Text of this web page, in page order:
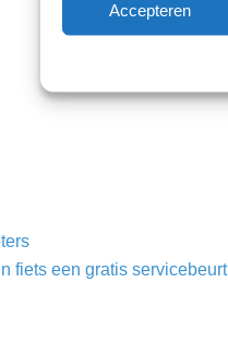
Accepteren
fiets een gratis servicebeurt